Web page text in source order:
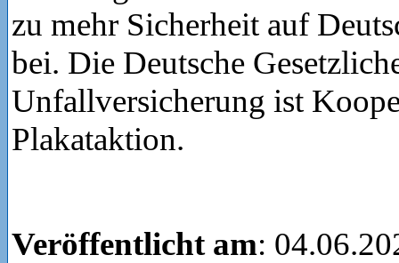
zu mehr Sicherheit auf
bei. Die Deutsche
Unfallversicherung ist
Plakataktion.
Veröffentlicht am: